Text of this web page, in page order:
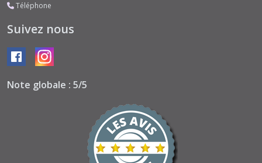
Téléphone
Suivez nous
Note globale : 5/5